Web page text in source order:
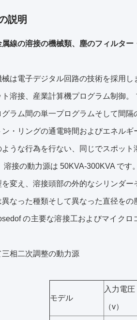
説明
属線の溶接の機械類、塵のフィルター
械は電子デジタル回路の技術を採用
ト溶接、産業計算機プログラム制御
グラム間の単一プログラムそして間
ン・リングの通電時間およびエネル
ような行為を行ない、同じでスポッ
溶接の動力源は 50KVA-300KVA です。
を変え、溶接頭部の外的なシリンダ
異なった種類そして異なった直径を
の主要な溶接工およびマイク
三相二次調整の動力源
モデル
入力電圧
（v）